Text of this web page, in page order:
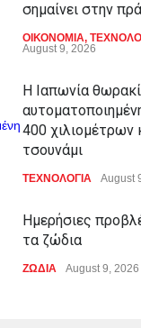
σημαίνει στην
ΟΙΚΟΝΟΜΙΑ,
August 9, 2026
Η Ιαπωνία
400
τσουνάμι
ΤΕΧΝΟΛΟΓΙΑ August
Ημερήσιες
τα ζώδια
ΖΩΔΙΑ August 9, 2026